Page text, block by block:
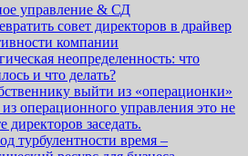
управление & СД
совет директоров в драйвер
компании
неопределенность: что
и что делать?
выйти из «операционки»
операционного управления это не
директоров заседать.
турбулентности время –